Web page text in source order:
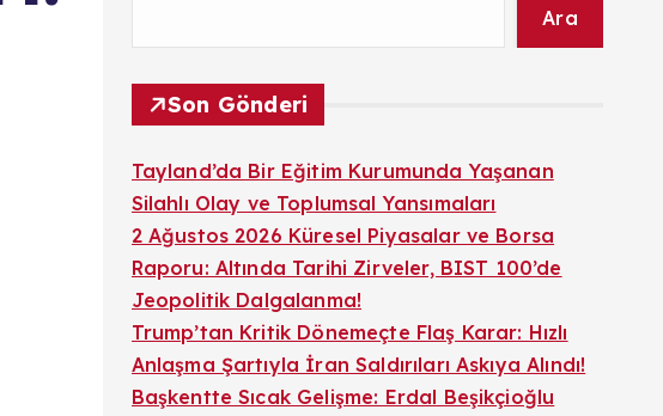
Ara
Son Gönderi
Tayland’da Bir Eğitim Kurumunda Yaşanan
Silahlı Olay ve Toplumsal Yansımaları
2 Ağustos 2026 Küresel Piyasalar ve Borsa
Raporu: Altında Tarihi Zirveler, BIST 100’de
Jeopolitik Dalgalanma!
Trump’tan Kritik Dönemeçte Flaş Karar: Hızlı
Anlaşma Şartıyla İran Saldırıları Askıya Alındı!
Başkentte Sıcak Gelişme: Erdal Beşikçioğlu